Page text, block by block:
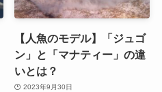
【人魚のモデル】「ジュゴ
ン」と「マナティー」の違
いとは？
2023年9月30日